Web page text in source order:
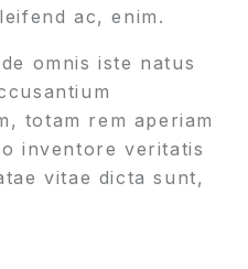
ac, enim.
omnis iste natus
totam rem aperiam
inventore veritatis
vitae dicta sunt,